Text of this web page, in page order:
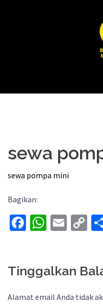
sewa
sewa pompa mini
Bagikan:
FacebookEmail
Tinggalkan
Alamat email Anda tidak